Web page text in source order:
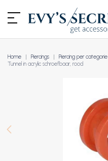
Home Piercings Piercing per categorie
Tunnel in acrylic schroefbaar, rood